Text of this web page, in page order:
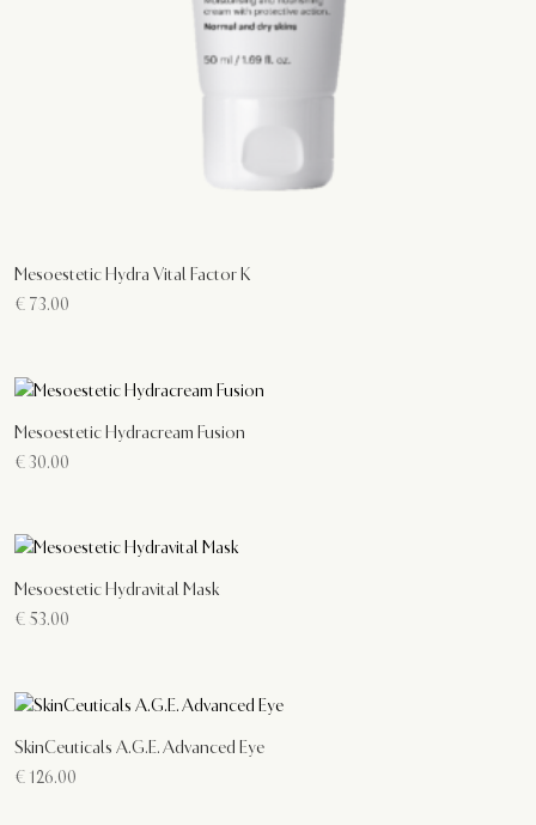
Mesoestetic Hydra Vital Factor K
€ 73.00
Mesoestetic Hydracream Fusion
€ 30.00
Mesoestetic Hydravital Mask
€ 53.00
SkinCeuticals A.G.E. Advanced Eye
€ 126.00